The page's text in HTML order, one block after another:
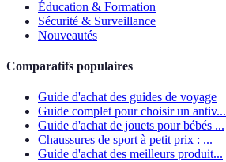
Éducation & Formation
Sécurité & Surveillance
Nouveautés
Comparatifs populaires
Guide d'achat des guides de voyage
Guide complet pour choisir un antiv...
Guide d'achat de jouets pour bébés ...
Chaussures de sport à petit prix : ...
Guide d'achat des meilleurs produit...